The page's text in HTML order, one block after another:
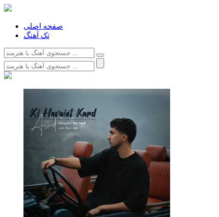
صفحه اصلی
تک آهنگ